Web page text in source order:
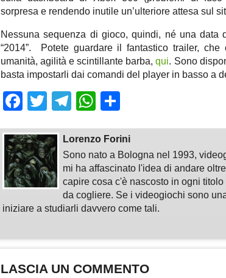
sorpresa e rendendo inutile un’ulteriore attesa sul
Nessuna sequenza di gioco, quindi, né una data
“2014”. Potete guardare il fantastico trailer,
umanità, agilità e scintillante barba,qui. Sono
basta impostarli dai comandi del player in basso a
Facebook
TwitterTelegram
WhatsApp
Lorenzo Forini
Sono nato a Bologna nel 1993,
mi ha affascinato l'idea di andare
capire cosa c'è nascosto in ogni
da cogliere. Se i videogiochi sono
iniziare a studiarli davvero come tali.
LASCIA UN COMMENTO